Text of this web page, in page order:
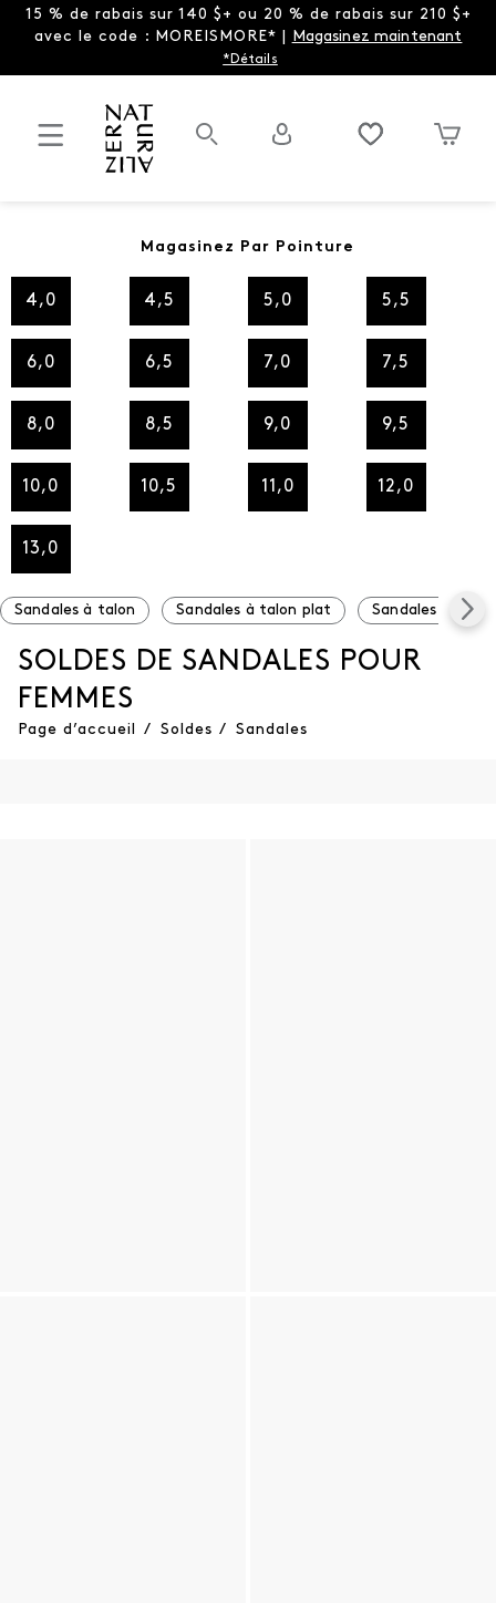
15 % de rabais sur 140 $+ ou 20 % de rabais sur 210 $+
avec le code : MOREISMORE* | Magasinez maintenant
*Détails
Magasinez Par Pointure
4,0 4,5 5,0 5,5
6,0 6,5 7,0 7,5
8,0 8,5 9,0 9,5
10,0 10,5 11,0 12,0
13,0
Sandales à talon Sandales à talon plat Sandales à
SOLDES DE SANDALES POUR
FEMMES
Page d’accueil / Soldes / Sandales